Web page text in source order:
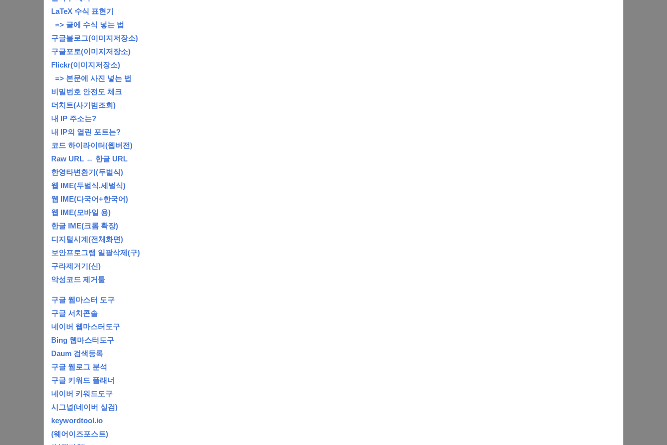
LaTeX 수식 표현기
=> 글에 수식 넣는 법
구글블로그(이미지저장소)
구글포토(이미지저장소)
Flickr(이미지저장소)
=> 본문에 사진 넣는 법
비밀번호 안전도 체크
더치트(사기범조회)
내 IP 주소는?
내 IP의 열린 포트는?
코드 하이라이터(웹버전)
Raw URL ↔ 한글 URL
한영타변환기(두벌식)
웹 IME(두벌식,세벌식)
웹 IME(다국어+한국어)
웹 IME(모바일 용)
한글 IME(크롬 확장)
디지털시계(전체화면)
보안프로그램 일괄삭제(구)
구라제거기(신)
악성코드 제거툴
구글 웹마스터 도구
구글 서치콘솔
네이버 웹마스터도구
Bing 웹마스터도구
Daum 검색등록
구글 웹로그 분석
구글 키워드 플래너
네이버 키워드도구
시그널(네이버 실검)
keywordtool.io
(웨어이즈포스트)